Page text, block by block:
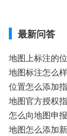
最新问答
地图上标注的
地图标注怎么
位置怎么添加
地图官方授权
怎么向地图申
地图怎么添加